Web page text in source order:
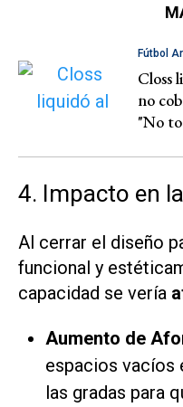
Fútbol
Closs
no
"No
4. Impacto en
Al cerrar el diseño
funcional y
capacidad se vería
Aumento de
espacios vacíos
las gradas para